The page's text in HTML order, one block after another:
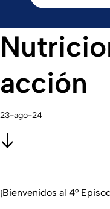
acción
23-ago-24
¡Bienvenidos al 4°